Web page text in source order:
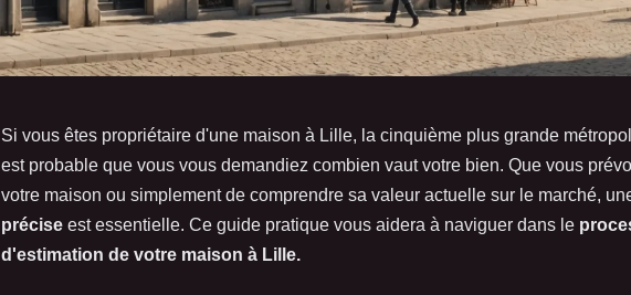
Si vous êtes propriétaire d'une maison à Lille, la cinquième plus grande
est probable que vous vous demandiez combien vaut votre bien. Que vous
votre maison ou simplement de comprendre sa valeur actuelle sur le marché,
précise est essentielle. Ce guide pratique vous aidera à naviguer dans le
d'estimation de votre maison à Lille.